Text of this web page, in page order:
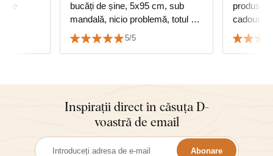
bucăți de șine, 5x95 cm, sub
mandală, nicio problemă, totul ok,
mulțumesc și recomand cu
căldură.
5/5
produs. Îți mulțumesc pentru
Inspirații direct în căsuța D-
voastră de email
Abonare